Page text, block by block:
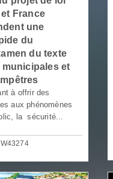
et France
une
du
du texte
et
à offrir des
aux phénomènes
la sécurité...